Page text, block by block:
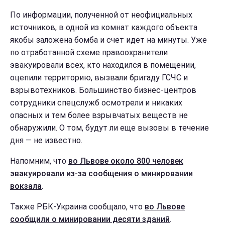
По информации, полученной от неофициальных
источников, в одной из комнат каждого объекта
якобы заложена бомба и счет идет на минуты. Уже
по отработанной схеме правоохранители
эвакуировали всех, кто находился в помещении,
оцепили территорию, вызвали бригаду ГСЧС и
взрывотехников. Большинство бизнес-центров
сотрудники спецслужб осмотрели и никаких
опасных и тем более взрывчатых веществ не
обнаружили. О том, будут ли еще вызовы в течение
дня — не известно.
Напомним, что во Львове около 800 человек
эвакуировали из-за сообщения о минировании
вокзала.
Также РБК-Украина сообщало, что во Львове
сообщили о минировании десяти зданий.